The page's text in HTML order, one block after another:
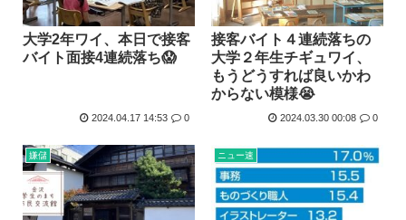
大学2年ワイ、本日で接客
バイト面接4連続落ち😱
2024.04.17 14:53 0
接客バイト４連続落ちの
大学２年生チギュワイ、
もうどうすれば良いかわ
からない模様😭
2024.03.30 00:08 0
嫌儲 ニュー速